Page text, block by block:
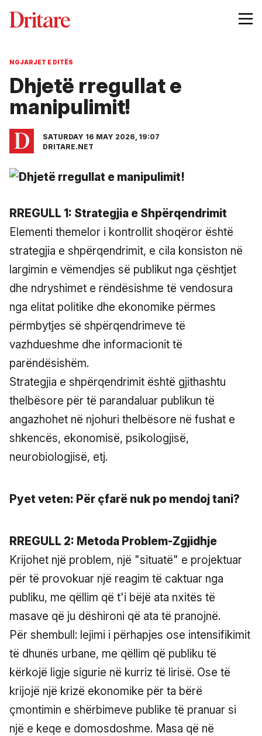
NGJARJET E DITËS
Dhjetë rregullat e
manipulimit!
SATURDAY 16 MAY 2026, 19:07
DRITARE.NET
RREGULL 1: Strategjia e Shpërqendrimit
Elementi themelor i kontrollit shoqëror është
strategjia e shpërqendrimit, e cila konsiston në
largimin e vëmendjes së publikut nga çështjet
dhe ndryshimet e rëndësishme të vendosura
nga elitat politike dhe ekonomike përmes
përmbytjes së shpërqendrimeve të
vazhdueshme dhe informacionit të
parëndësishëm.
Strategjia e shpërqendrimit është gjithashtu
thelbësore për të parandaluar publikun të
angazhohet në njohuri thelbësore në fushat e
shkencës, ekonomisë, psikologjisë,
neurobiologjisë, etj.
Pyet veten: Për çfarë nuk po mendoj tani?
RREGULL 2: Metoda Problem-Zgjidhje
Krijohet një problem, një "situatë" e projektuar
për të provokuar një reagim të caktuar nga
publiku, me qëllim që t'i bëjë ata nxitës të
masave që ju dëshironi që ata të pranojnë.
Për shembull: lejimi i përhapjes ose intensifikimit
të dhunës urbane, me qëllim që publiku të
kërkojë ligje sigurie në kurriz të lirisë. Ose të
krijojë një krizë ekonomike për ta bërë
çmontimin e shërbimeve publike të pranuar si
një e keqe e domosdoshme. Masa që në